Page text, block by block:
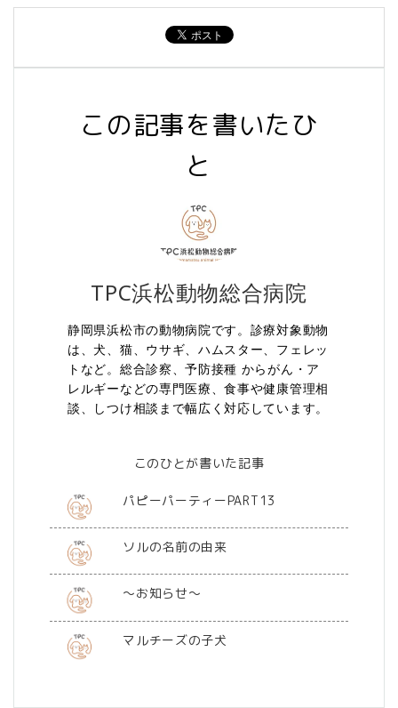
この記事を書いたひ
と
TPC浜松動物総合病院
静岡県浜松市の動物病院です。診療対象動物
は、犬、猫、ウサギ、ハムスター、フェレッ
トなど。総合診察、予防接種 からがん・ア
レルギーなどの専門医療、食事や健康管理相
談、しつけ相談まで幅広く対応しています。
このひとが書いた記事
パピーパーティーPART13
ソルの名前の由来
～お知らせ～
マルチーズの子犬